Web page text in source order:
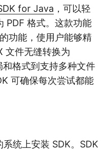
for Java ，可以轻
PDF 格式。这款功能
功能，使用户能够精
文件无缝转换为
格式到支持多种文件
可确保每次尝试都能
统上安装 SDK。SDK